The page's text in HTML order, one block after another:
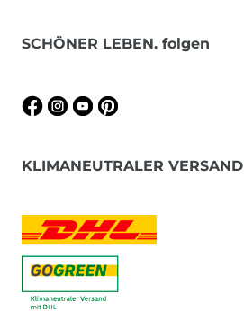
SCHÖNER LEBEN. folgen
KLIMANEUTRALER VERSAND